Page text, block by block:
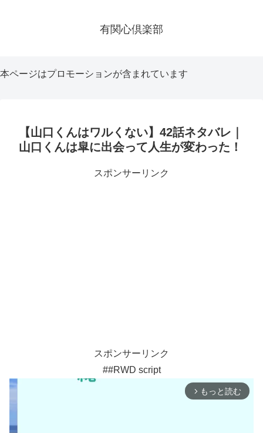
有関心倶楽部
本ページはプロモーションが含まれています
【山口くんはワルくない】42話ネタバレ｜
山口くんは皐に出会って人生が変わった！
スポンサーリンク
スポンサーリンク
##RWD script
arrow_forward_ios もっと読む